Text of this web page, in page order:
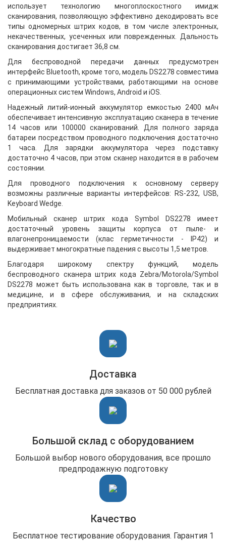
использует технологию многоплоскостного имидж
сканирования, позволяющую эффективно декодировать все
типы одномерных штрих кодов, в том числе электронных,
некачественных, усеченных или поврежденных. Дальность
сканирования достигает 36,8 см.
Для беспроводной передачи данных предусмотрен
интерфейс Bluetooth, кроме того, модель DS2278 совместима
с принимающими устройствами, работающими на основе
операционных систем Windows, Android и iOS.
Надежный литий-ионный аккумулятор емкостью 2400 мАч
обеспечивает интенсивную эксплуатацию сканера в течение
14 часов или 100000 сканирований. Для полного заряда
батареи посредством проводного подключения достаточно
1 часа. Для зарядки аккумулятора через подставку
достаточно 4 часов, при этом сканер находится в в рабочем
состоянии.
Для проводного подключения к основному серверу
возможны различные варианты интерфейсов: RS-232, USB,
Keyboard Wedge.
Мобильный сканер штрих кода Symbol DS2278 имеет
достаточный уровень защиты корпуса от пыле- и
влагонепроницаемости (клас герметичности - IP42) и
выдерживает многократные падения с высоты 1,5 метров.
Благодаря широкому спектру функций, модель
беспроводного сканера штрих кода Zebra/Motorola/Symbol
DS2278 может быть использована как в торговле, так и в
медицине, и в сфере обслуживания, и на складских
предприятиях.
Доставка
Бесплатная доставка для заказов от 50 000 рублей
Большой склад с оборудованием
Большой выбор нового оборудования, все прошло
предпродажную подготовку
Качество
Бесплатное тестирование оборудования. Гарантия 1